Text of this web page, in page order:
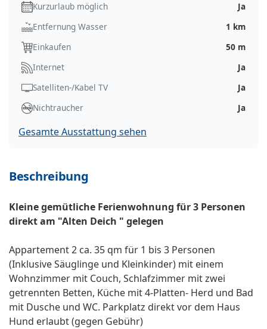
Kurzurlaub möglich
Ja
Entfernung Wasser
1 km
Einkaufen
50 m
Internet
Ja
Satelliten-/Kabel TV
Ja
Nichtraucher
Ja
Gesamte Ausstattung sehen
Beschreibung
Kleine gemütliche Ferienwohnung für 3 Personen
direkt am "Alten Deich " gelegen
Appartement 2 ca. 35 qm für 1 bis 3 Personen
(Inklusive Säuglinge und Kleinkinder) mit einem
Wohnzimmer mit Couch, Schlafzimmer mit zwei
getrennten Betten, Küche mit 4-Platten- Herd und Bad
mit Dusche und WC. Parkplatz direkt vor dem Haus
Hund erlaubt (gegen Gebühr)